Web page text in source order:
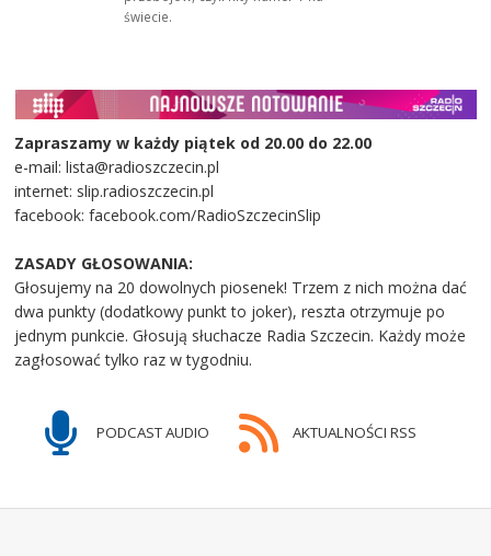
świecie.
Zapraszamy w każdy piątek od 20.00 do 22.00
e-mail: lista@radioszczecin.pl
internet: slip.radioszczecin.pl
facebook: facebook.com/RadioSzczecinSlip
ZASADY GŁOSOWANIA:
Głosujemy na 20 dowolnych piosenek! Trzem z nich można dać
dwa punkty (dodatkowy punkt to joker), reszta otrzymuje po
jednym punkcie. Głosują słuchacze Radia Szczecin. Każdy może
zagłosować tylko raz w tygodniu.
PODCAST AUDIO AKTUALNOŚCI RSS